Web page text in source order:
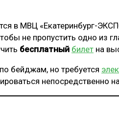
в МВЦ «Екатеринбург-
не пропустить одно из
бесплатный билет на
бейджам, но требуется
непосредственно